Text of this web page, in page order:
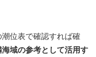
位表で確認すれば確
海域の参考として活用す